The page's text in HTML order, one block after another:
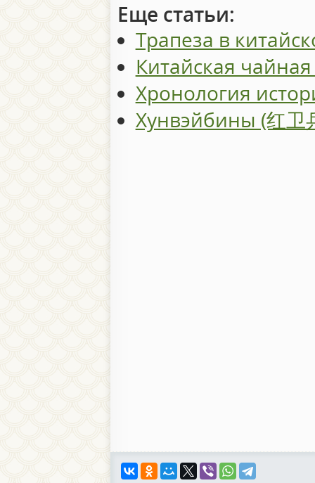
Еще статьи:
Трапеза в
Китайская
Хронология
Хунвэйбины (红卫